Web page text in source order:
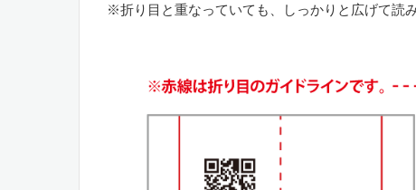
※折り目と重なっていても、しっかりと広げて読